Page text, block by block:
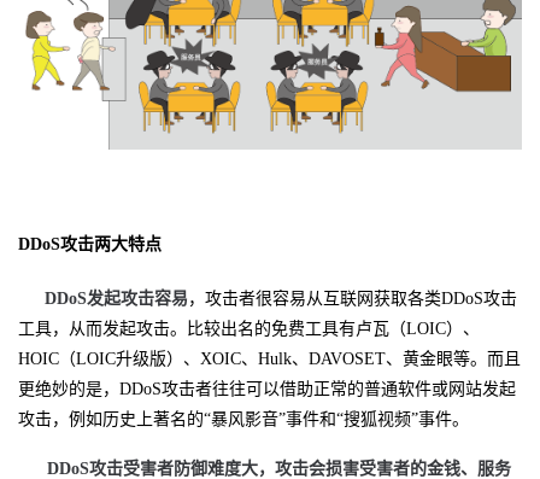
课
程
的
认
我
的
我
术
支
云
声
DDoS攻击两大特点
DDoS发起攻击容易 ，攻击者很容易从互联网获取各类DDoS攻击
工具，从而发起攻击。比较出名的免费工具有卢瓦（LOIC）、
HOIC（LOIC升级版）、XOIC、Hulk、DAVOSET、黄金眼等。而且
更绝妙的是，DDoS攻击者往往可以借助正常的普通软件或网站发起
攻击，例如历史上著名的“暴风影音”事件和“搜狐视频”事件。
DDoS攻击受害者防御难度大，攻击会损害受害者的金钱、服务